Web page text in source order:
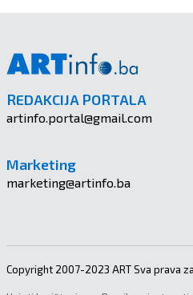
REDAKCIJA PORTALA
artinfo.portal@gmail.com
Marketing
marketing@artinfo.ba
Copyright 2007-2023 ART Sva prava